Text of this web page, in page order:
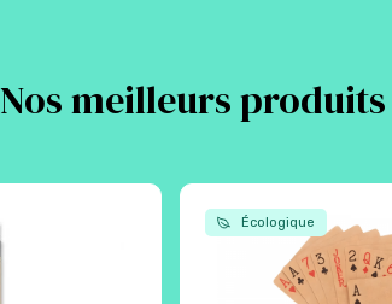
Nos meilleurs
Écologique